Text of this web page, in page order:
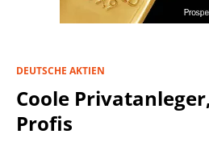
DEUTSCHE AKTIEN
Coole
Profis